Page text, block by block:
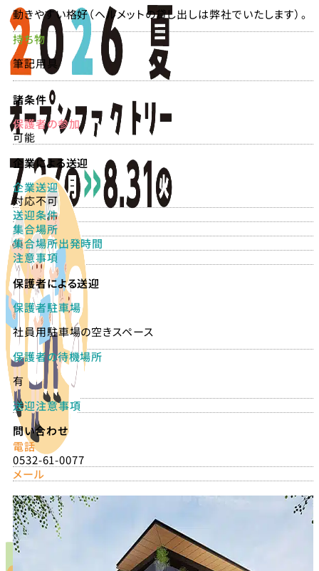
動きやすい格好（ヘルメットの貸し出しは弊社でいたします）。
持ち物
筆記用具
諸条件
保護者の参加
可能
企業による送迎
企業送迎
対応不可
送迎条件
集合場所
集合場所出発時間
注意事項
保護者による送迎
保護者駐車場
社員用駐車場の空きスペース
保護者の待機場所
有
送迎注意事項
問い合わせ
電話
0532-61-0077
メール